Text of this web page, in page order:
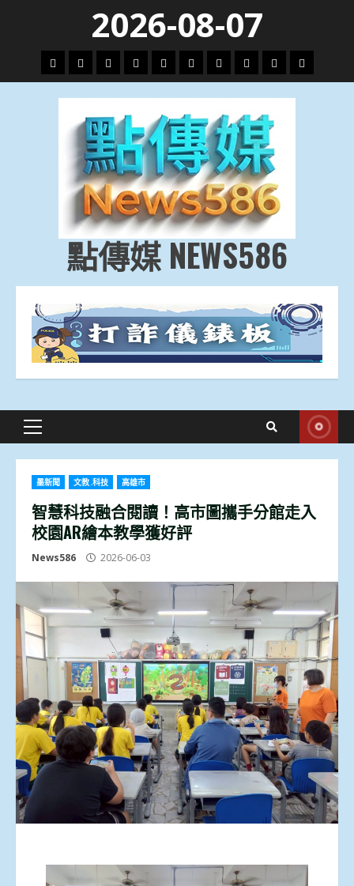
content
2026-08-07
頭
條
財
經
地
方.
會
文
教.
技
專
題
娛
樂
劇
政
治
國
際
運
動
生
活
點傳媒 NEWS586
Primary
墨新聞 文教.科技 高雄市
智慧科技融合閱讀！高市圖攜手分館走入
校園AR繪本教學獲好評
News586 2026-06-03